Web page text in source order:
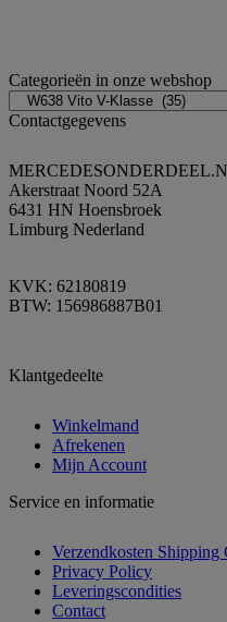
Categorieën in onze webshop
Contactgegevens
Akerstraat Noord 52A
6431 HN Hoensbroek
Limburg Nederland
KVK: 62180819
BTW: 156986887B01
Klantgedeelte
Winkelmand
Afrekenen
Mijn Account
Service en informatie
Verzendkosten Shipping
Privacy Policy
Leveringscondities
Contact